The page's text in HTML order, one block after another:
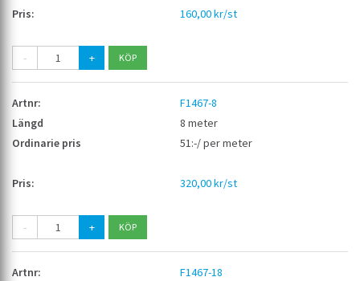
160,00 kr/st
- +
F1467-8
8 meter
51:-/ per meter
320,00 kr/st
- +
F1467-18